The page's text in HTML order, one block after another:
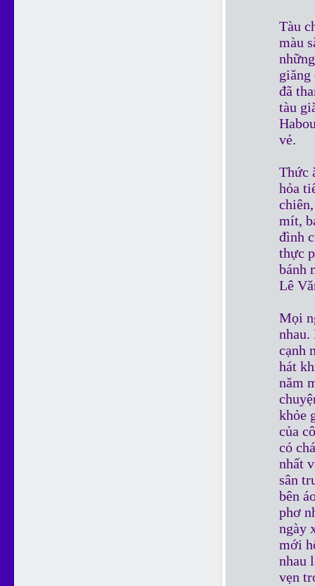
Tàu
màu
giăng
đã
tàu
vẻ.
Thức
hỏa
mít,
đình
thực
bánh
Lê
Mọi
nhau.
cạnh
hát
năm
khỏe
của
có
nhất
sân
bên
phơ
ngày
mới
nhau
vẹn